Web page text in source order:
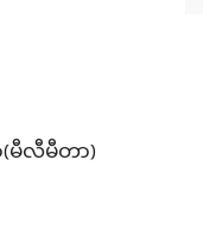
(မီလီမီတာ)